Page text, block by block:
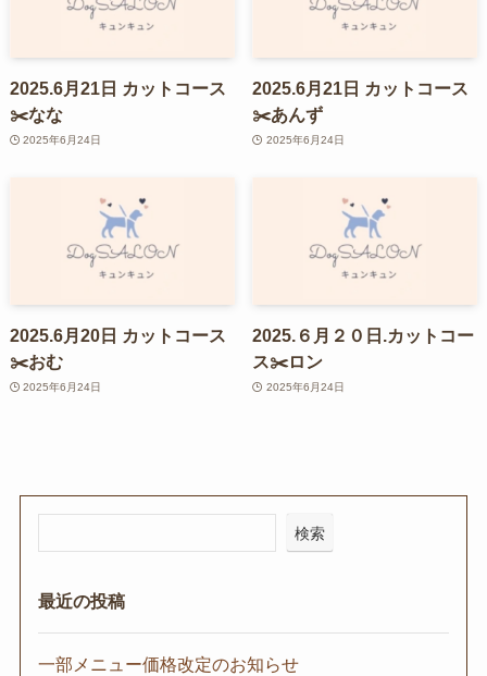
2025.6月21日 カットコース
✂️なな
2025年6月24日
2025.6月21日 カットコース
✂️あんず
2025年6月24日
2025.6月20日 カットコース
✂️おむ
2025年6月24日
2025.６月２０日.カットコー
ス✂️ロン
2025年6月24日
検索
最近の投稿
一部メニュー価格改定のお知らせ